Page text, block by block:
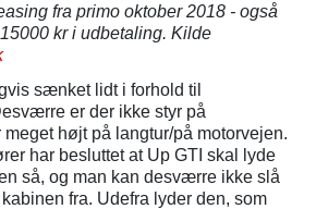
fra primo oktober 2018 - også
kr i udbetaling. Kilde
sænket lidt i forhold til
er der ikke styr på
højt på langtur/på motorvejen.
har besluttet at Up GTI skal lyde
så, og man kan desværre ikke slå
kabinen fra. Udefra lyder den, som